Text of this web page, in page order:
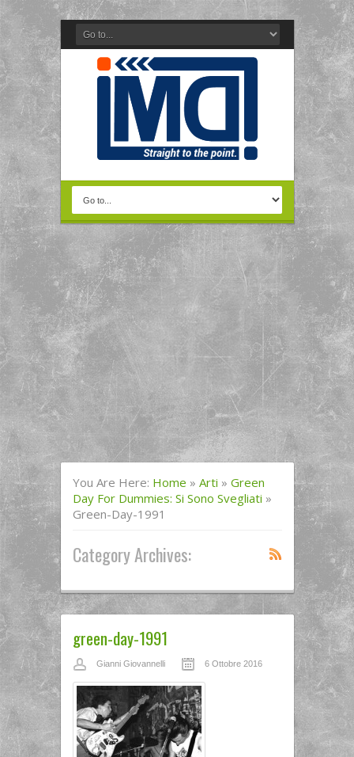
You Are Here: Home » Arti » Green
Day For Dummies: Si Sono Svegliati »
Green-Day-1991
Category Archives:
green-day-1991
Gianni Giovannelli 6 Ottobre 2016